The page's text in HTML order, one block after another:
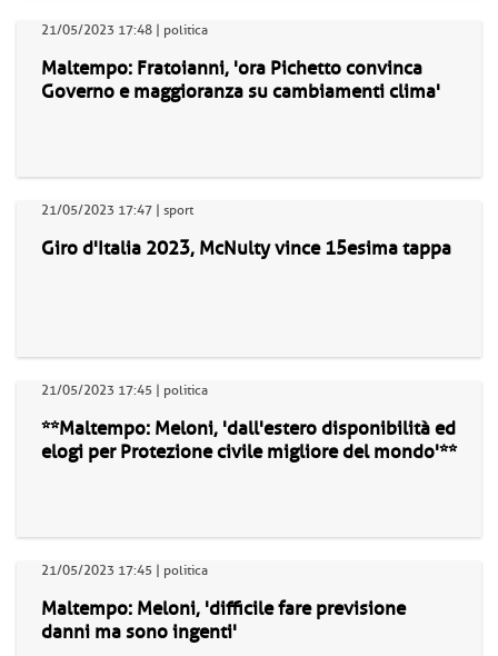
21/05/2023 17:48 | politica
Maltempo: Fratoianni, 'ora Pichetto convinca
Governo e maggioranza su cambiamenti clima'
21/05/2023 17:47 | sport
Giro d'Italia 2023, McNulty vince 15esima tappa
21/05/2023 17:45 | politica
**Maltempo: Meloni, 'dall'estero disponibilità ed
elogi per Protezione civile migliore del mondo'**
21/05/2023 17:45 | politica
Maltempo: Meloni, 'difficile fare previsione
danni ma sono ingenti'